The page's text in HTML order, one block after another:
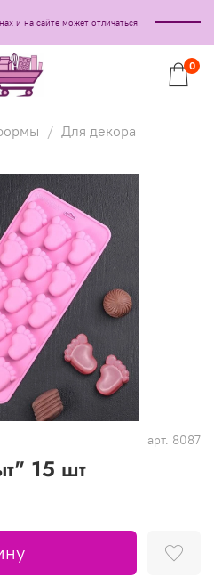
и на сайте может отличаться!
0
Для декора
арт. 8087
15 шт